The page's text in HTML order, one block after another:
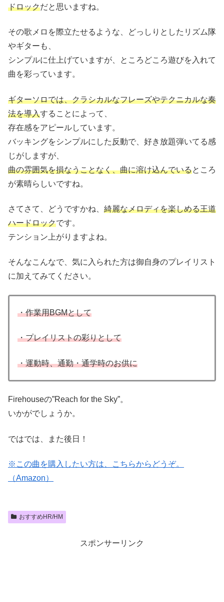
ドロックだと思いますね。
その歌メロを際立たせるような、どっしりとしたリズム隊
やギターも、
シンプルに仕上げていますが、ところどころ遊びを入れて
曲を彩っています。
ギターソロでは、クラシカルなフレーズやテクニカルな奏
法を導入することによって、
存在感をアピールしています。
バッキングをシンプルにした反動で、好き放題弾いてる感
じがしますが、
曲の雰囲気を損なうことなく、曲に溶け込んでいるところ
が素晴らしいですね。
さてさて、どうですかね、 綺麗なメロディを楽しめる王道
ハードロックです。
テンション上がりますよね。
そんなこんなで、気に入られた方は御自身のプレイリスト
に加えてみてください。
・作業用BGMとして
・プレイリストの彩りとして
・運動時、通勤・通学時のお供に
Firehouseの”Reach for the Sky”。
いかがでしょうか。
ではでは、また後日！
※この曲を購入したい方は、こちらからどうぞ。
（Amazon）
おすすめHR/HM
スポンサーリンク